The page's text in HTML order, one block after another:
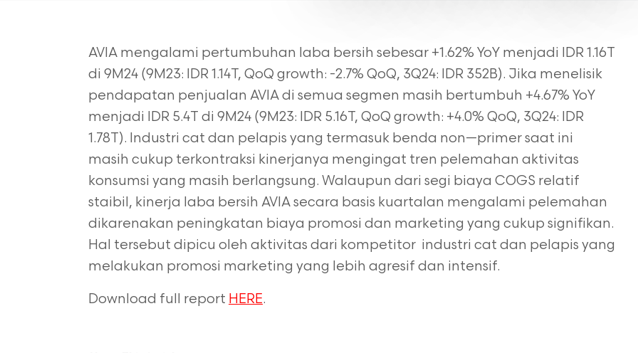
AVIA mengalami pertumbuhan laba bersih sebesar +1.62% YoY menjadi IDR 1.16T
di 9M24 (9M23: IDR 1.14T, QoQ growth: -2.7% QoQ, 3Q24: IDR 352B). Jika menelisik
pendapatan penjualan AVIA di semua segmen masih bertumbuh +4.67% YoY
menjadi IDR 5.4T di 9M24 (9M23: IDR 5.16T, QoQ growth: +4.0% QoQ, 3Q24: IDR
1.78T). Industri cat dan pelapis yang termasuk benda non—primer saat ini
masih cukup terkontraksi kinerjanya mengingat tren pelemahan aktivitas
konsumsi yang masih berlangsung. Walaupun dari segi biaya COGS relatif
staibil, kinerja laba bersih AVIA secara basis kuartalan mengalami pelemahan
dikarenakan peningkatan biaya promosi dan marketing yang cukup signifikan.
Hal tersebut dipicu oleh aktivitas dari kompetitor industri cat dan pelapis yang
melakukan promosi marketing yang lebih agresif dan intensif.
Download full report HERE.